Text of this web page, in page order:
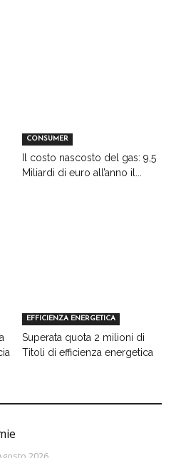
CONSUMER
Il costo nascosto del gas: 9,5
Miliardi di euro all’anno il...
EFFICIENZA ENERGETICA
Superata quota 2 milioni di
Titoli di efficienza energetica